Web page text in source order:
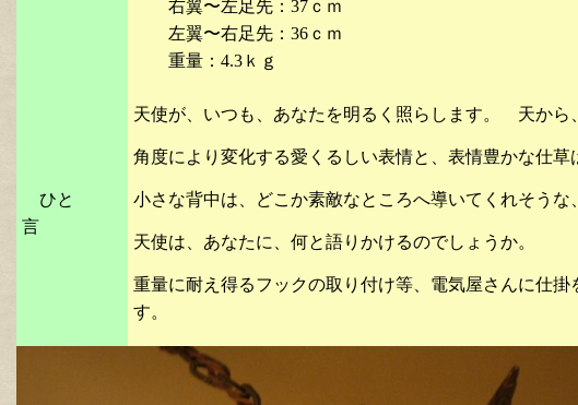
右翼〜左足先：37ｃｍ
左翼〜右足先：36ｃｍ
重量：4.3ｋｇ
ひと
言
天使が、いつも、あなたを明るく照らします。
天から
角度により変化する愛くるしい表情と、表情豊かな仕草
小さな背中は、どこか素敵なところへ導いてくれそう
天使は、あなたに、何と語りかけるのでしょうか。
重量に耐え得るフックの取り付け等、電気屋さんに仕
す。